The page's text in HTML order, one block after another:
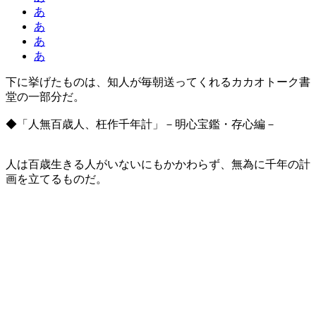
あ
あ
あ
あ
下に挙げたものは、知人が毎朝送ってくれるカカオトーク書
堂の一部分だ。
◆「人無百歳人、枉作千年計」－明心宝鑑・存心編－
人は百歳生きる人がいないにもかかわらず、無為に千年の計
画を立てるものだ。